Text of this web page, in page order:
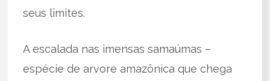
seus limites.
A escalada nas imensas samaúmas –
espécie de arvore amazônica que chega